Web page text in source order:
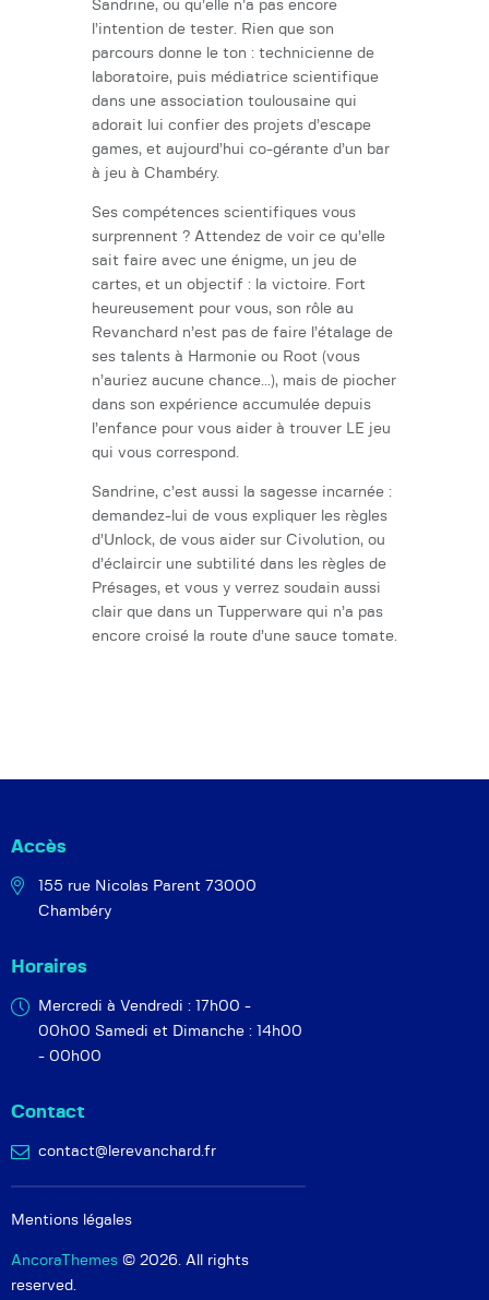
Sandrine, ou qu’elle n’a pas encore
l’intention de tester. Rien que son
parcours donne le ton : technicienne de
laboratoire, puis médiatrice scientifique
dans une association toulousaine qui
adorait lui confier des projets d’escape
games, et aujourd’hui co-gérante d’un bar
à jeu à Chambéry.
Ses compétences scientifiques vous
surprennent ? Attendez de voir ce qu’elle
sait faire avec une énigme, un jeu de
cartes, et un objectif : la victoire. Fort
heureusement pour vous, son rôle au
Revanchard n’est pas de faire l’étalage de
ses talents à Harmonie ou Root (vous
n’auriez aucune chance...), mais de piocher
dans son expérience accumulée depuis
l’enfance pour vous aider à trouver LE jeu
qui vous correspond.
Sandrine, c’est aussi la sagesse incarnée :
demandez-lui de vous expliquer les règles
d’Unlock, de vous aider sur Civolution, ou
d’éclaircir une subtilité dans les règles de
Présages, et vous y verrez soudain aussi
clair que dans un Tupperware qui n’a pas
encore croisé la route d’une sauce tomate.
Accès
155 rue Nicolas Parent 73000
Chambéry
Horaires
Mercredi à Vendredi : 17h00 -
00h00 Samedi et Dimanche : 14h00
- 00h00
Contact
contact@lerevanchard.fr
Mentions légales
AncoraThemes © 2026. All rights
reserved.